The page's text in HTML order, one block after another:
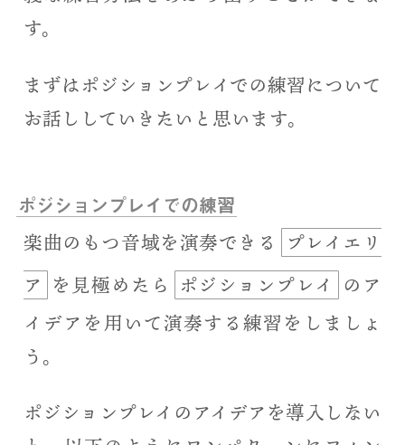
す。
まずはポジションプレイでの練習について
お話ししていきたいと思います。
ポジションプレイでの練習
楽曲のもつ音域を演奏できる
プレイエリ
ア を見極めたら ポジションプレイ
のア
イデアを用いて演奏する練習をしましょ
う。
ポジションプレイのアイデアを導入しない